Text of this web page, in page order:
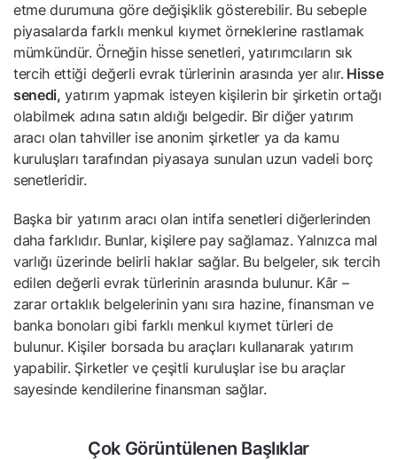
etme durumuna göre değişiklik gösterebilir. Bu sebeple
piyasalarda farklı menkul kıymet örneklerine rastlamak
mümkündür. Örneğin hisse senetleri, yatırımcıların sık
tercih ettiği değerli evrak türlerinin arasında yer alır. Hisse
senedi, yatırım yapmak isteyen kişilerin bir şirketin ortağı
olabilmek adına satın aldığı belgedir. Bir diğer yatırım
aracı olan tahviller ise anonim şirketler ya da kamu
kuruluşları tarafından piyasaya sunulan uzun vadeli borç
senetleridir.
Başka bir yatırım aracı olan intifa senetleri diğerlerinden
daha farklıdır. Bunlar, kişilere pay sağlamaz. Yalnızca mal
varlığı üzerinde belirli haklar sağlar. Bu belgeler, sık tercih
edilen değerli evrak türlerinin arasında bulunur. Kâr –
zarar ortaklık belgelerinin yanı sıra hazine, finansman ve
banka bonoları gibi farklı menkul kıymet türleri de
bulunur. Kişiler borsada bu araçları kullanarak yatırım
yapabilir. Şirketler ve çeşitli kuruluşlar ise bu araçlar
sayesinde kendilerine finansman sağlar.
Çok Görüntülenen Başlıklar